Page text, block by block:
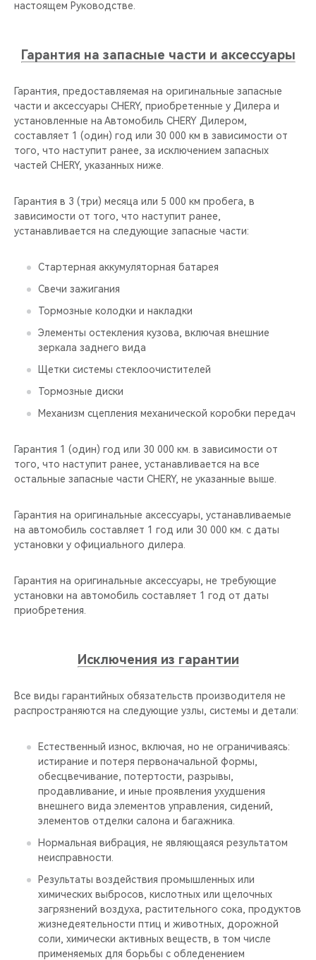
настоящем Руководстве.
Гарантия на запасные части и аксессуары
Гарантия, предоставляемая на оригинальные запасные
части и аксессуары CHERY, приобретенные у Дилера и
установленные на Автомобиль CHERY Дилером,
составляет 1 (один) год или 30 000 км в зависимости от
того, что наступит ранее, за исключением запасных
частей CHERY, указанных ниже.
Гарантия в 3 (три) месяца или 5 000 км пробега, в
зависимости от того, что наступит ранее,
устанавливается на следующие запасные части:
Стартерная аккумуляторная батарея
Свечи зажигания
Тормозные колодки и накладки
Элементы остекления кузова, включая внешние
зеркала заднего вида
Щетки системы стеклоочистителей
Тормозные диски
Механизм сцепления механической коробки передач
Гарантия 1 (один) год или 30 000 км. в зависимости от
того, что наступит ранее, устанавливается на все
остальные запасные части CHERY, не указанные выше.
Гарантия на оригинальные аксессуары, устанавливаемые
на автомобиль составляет 1 год или 30 000 км. с даты
установки у официального дилера.
Гарантия на оригинальные аксессуары, не требующие
установки на автомобиль составляет 1 год от даты
приобретения.
Исключения из гарантии
Все виды гарантийных обязательств производителя не
распространяются на следующие узлы, системы и детали:
Естественный износ, включая, но не ограничиваясь:
истирание и потеря первоначальной формы,
обесцвечивание, потертости, разрывы,
продавливание, и иные проявления ухудшения
внешнего вида элементов управления, сидений,
элементов отделки салона и багажника.
Нормальная вибрация, не являющаяся результатом
неисправности.
Результаты воздействия промышленных или
химических выбросов, кислотных или щелочных
загрязнений воздуха, растительного сока, продуктов
жизнедеятельности птиц и животных, дорожной
соли, химически активных веществ, в том числе
применяемых для борьбы с обледенением